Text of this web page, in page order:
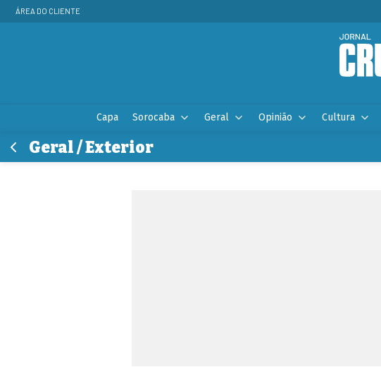
ÁREA DO CLIENTE
Capa Sorocaba Geral Opinião Cultura
Geral / Exterior